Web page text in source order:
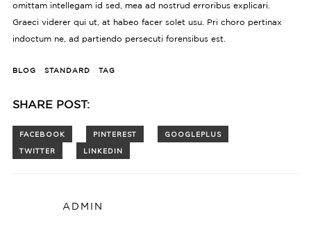
omittam intellegam id sed, mea ad nostrud erroribus explicari.
Graeci viderer qui ut, at habeo facer solet usu. Pri choro pertinax
indoctum ne, ad partiendo persecuti forensibus est.
BLOG STANDARD TAG
SHARE POST:
ADMIN